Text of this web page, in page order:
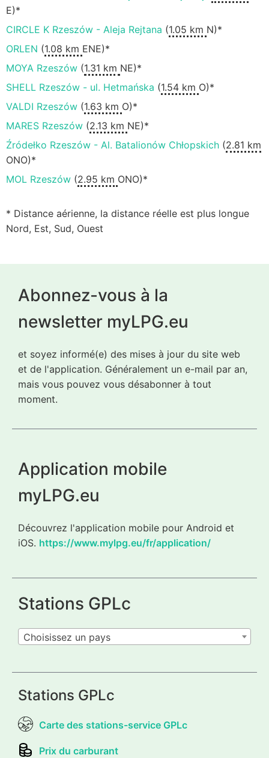
E)*
CIRCLE K Rzeszów - Aleja Rejtana (1.05 km N)*
ORLEN (1.08 km ENE)*
MOYA Rzeszów (1.31 km NE)*
SHELL Rzeszów - ul. Hetmańska (1.54 km O)*
VALDI Rzeszów (1.63 km O)*
MARES Rzeszów (2.13 km NE)*
Źródełko Rzeszów - Al. Batalionów Chłopskich (2.81 km
ONO)*
MOL Rzeszów (2.95 km ONO)*
* Distance aérienne, la distance réelle est plus longue
Nord, Est, Sud, Ouest
Abonnez-vous à la
newsletter myLPG.eu
et soyez informé(e) des mises à jour du site web
et de l'application. Généralement un e-mail par an,
mais vous pouvez vous désabonner à tout
moment.
Application mobile
myLPG.eu
Découvrez l'application mobile pour Android et
iOS. https://www.mylpg.eu/fr/application/
Stations GPLc
Choisissez un pays
Stations GPLc
Carte des stations-service GPLc
Prix du carburant